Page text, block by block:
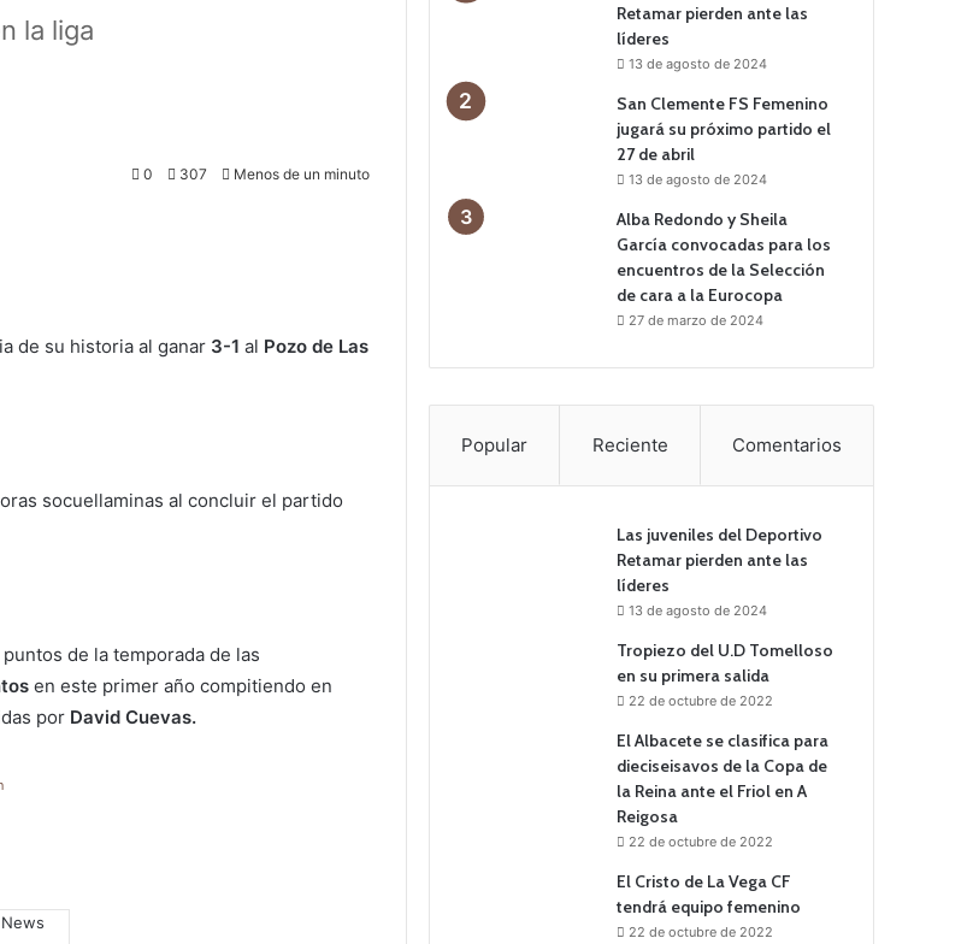
la liga
0 307 Menos de un minuto
de su historia al ganar 3-1 al Pozo de Las
socuellaminas al concluir el partido
de la temporada de las
en este primer año compitiendo en
por David Cuevas.
Retamar pierden ante las
líderes
13 de agosto de 2024
San Clemente FS Femenino
jugará su próximo partido el
27 de abril
13 de agosto de 2024
Alba Redondo y Sheila
García convocadas para los
encuentros de la Selección
de cara a la Eurocopa
27 de marzo de 2024
Popular Reciente Comentarios
Las juveniles del Deportivo
Retamar pierden ante las
líderes
13 de agosto de 2024
Tropiezo del U.D Tomelloso
en su primera salida
22 de octubre de 2022
El Albacete se clasifica para
dieciseisavos de la Copa de
la Reina ante el Friol en A
Reigosa
22 de octubre de 2022
El Cristo de La Vega CF
tendrá equipo femenino
22 de octubre de 2022